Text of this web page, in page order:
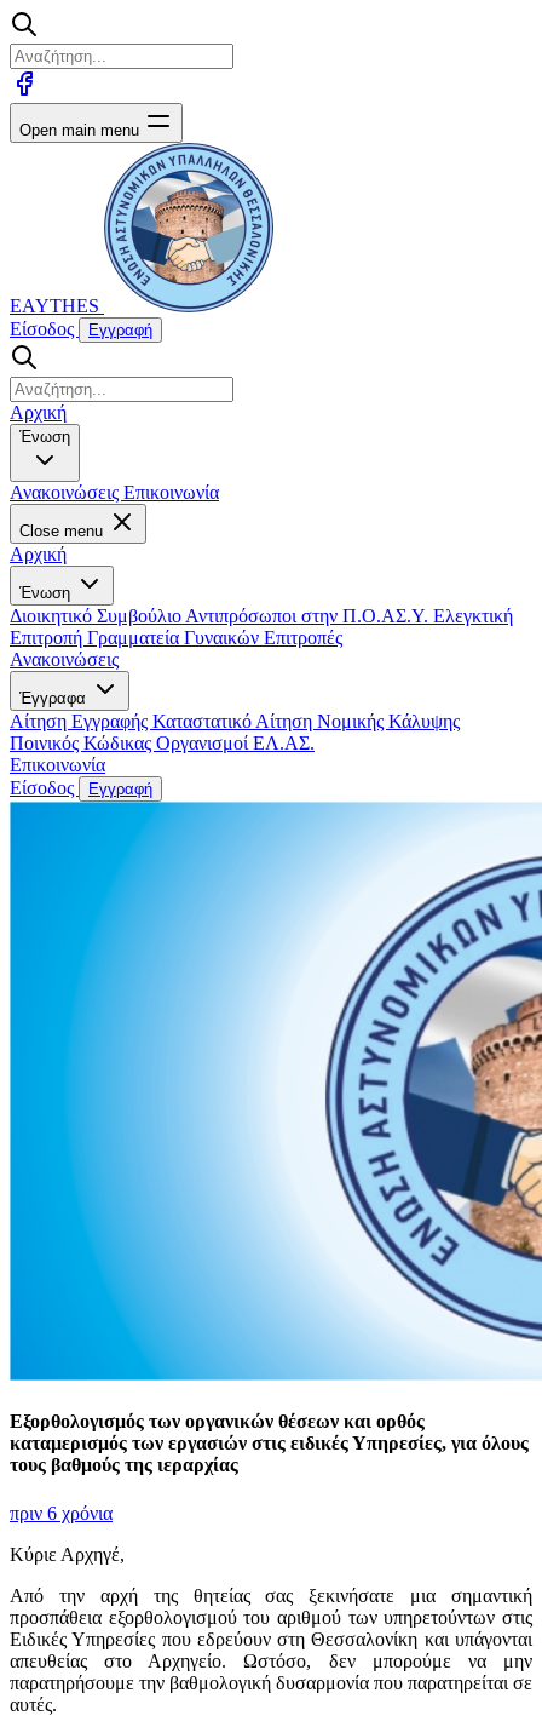
Open main menu
EAYTHES
Είσοδος
Εγγραφή
Αρχική
Ένωση
Ανακοινώσεις Επικοινωνία
Close menu
Αρχική
Ένωση
Διοικητικό Συμβούλιο Αντιπρόσωποι στην Π.Ο.ΑΣ.Υ. Ελεγκτική
Επιτροπή Γραμματεία Γυναικών Επιτροπές
Ανακοινώσεις
Έγγραφα
Αίτηση Εγγραφής Καταστατικό Αίτηση Νομικής Κάλυψης
Ποινικός Κώδικας Οργανισμοί ΕΛ.ΑΣ.
Επικοινωνία
Είσοδος
Εγγραφή
Εξορθολογισμός των οργανικών θέσεων και ορθός
καταμερισμός των εργασιών στις ειδικές Υπηρεσίες, για όλους
τους βαθμούς της ιεραρχίας
πριν 6 χρόνια
Κύριε Αρχηγέ,
Από την αρχή της θητείας σας ξεκινήσατε μια σημαντική
προσπάθεια εξορθολογισμού του αριθμού των υπηρετούντων στις
Ειδικές Υπηρεσίες που εδρεύουν στη Θεσσαλονίκη και υπάγονται
απευθείας στο Αρχηγείο. Ωστόσο, δεν μπορούμε να μην
παρατηρήσουμε την βαθμολογική δυσαρμονία που παρατηρείται σε
αυτές.